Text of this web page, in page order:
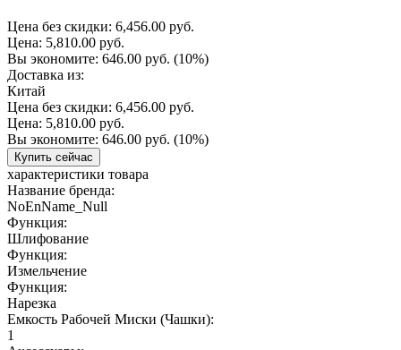
Цена без скидки: 6,456.00 руб.
Цена: 5,810.00 руб.
Вы экономите: 646.00 руб. (10%)
Доставка из:
Китай
Цена без скидки: 6,456.00 руб.
Цена: 5,810.00 руб.
Вы экономите: 646.00 руб. (10%)
Купить сейчас
характеристики товара
Название бренда:
NoEnName_Null
Функция:
Шлифование
Функция:
Измельчение
Функция:
Нарезка
Емкость Рабочей Миски (Чашки):
1